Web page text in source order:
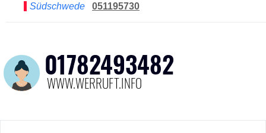
Südschwede
051195730